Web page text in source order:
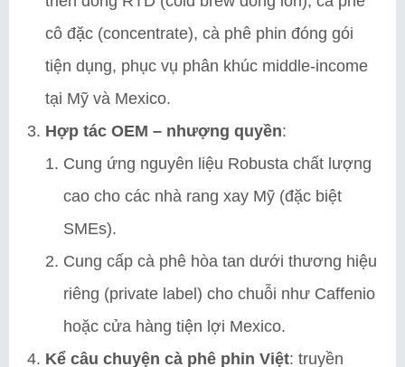
cô đặc (concentrate), cà phê phin đóng gói
tiện dụng, phục vụ phân khúc middle-income
tại Mỹ và Mexico.
Hợp tác OEM – nhượng quyền:
Cung ứng nguyên liệu Robusta chất lượng
cao cho các nhà rang xay Mỹ (đặc biệt
SMEs).
Cung cấp cà phê hòa tan dưới thương hiệu
riêng (private label) cho chuỗi như Caffenio
hoặc cửa hàng tiện lợi Mexico.
Kể câu chuyện cà phê phin Việt: truyền